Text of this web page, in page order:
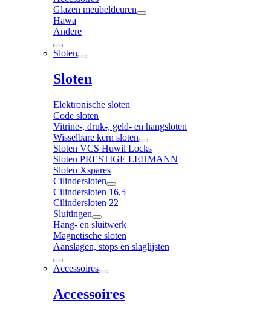
Glazen meubeldeuren
Hawa
Andere
Sloten
Sloten
Elektronische sloten
Code sloten
Vitrine-, druk-, geld- en hangsloten
Wisselbare kern sloten
Sloten VCS Huwil Locks
Sloten PRESTIGE LEHMANN
Sloten Xspares
Cilindersloten
Cilindersloten 16,5
Cilindersloten 22
Sluitingen
Hang- en sluitwerk
Magnetische sloten
Aanslagen, stops en slaglijsten
Accessoires
Accessoires